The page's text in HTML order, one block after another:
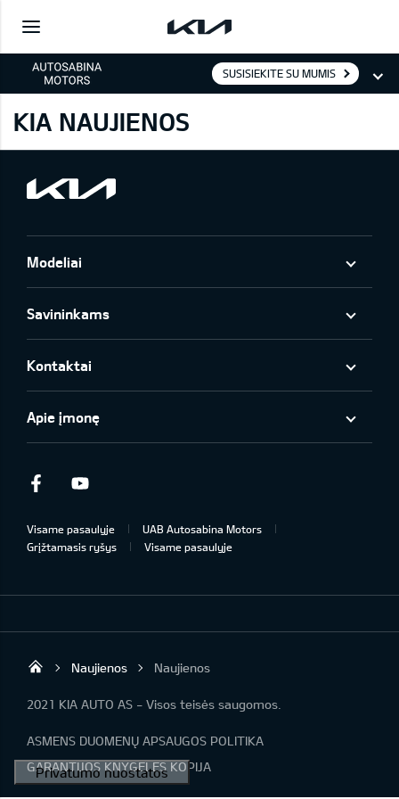
SUSISIEKITE SU MUMIS
KIA NAUJIENOS
Modeliai
Savininkams
Kontaktai
Apie įmonę
Facebook
Visame pasaulyje
UAB Autosabina Motors
Grįžtamasis ryšys
Visame pasaulyje
KIA automobiliai | KIA modeliai | KIA
Naujienos Naujienos
2021 KIA AUTO AS - Visos teisės saugomos.
ASMENS DUOMENŲ APSAUGOS POLITIKA
GARANTIJOS KNYGELĖS KOPIJA